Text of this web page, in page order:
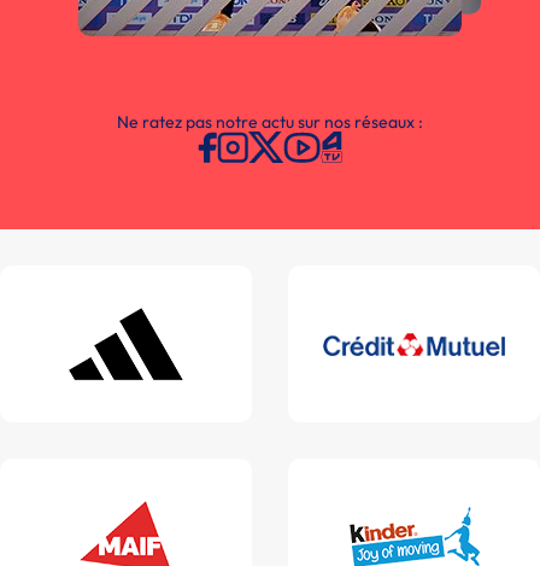
Ne ratez pas notre actu sur nos réseaux :